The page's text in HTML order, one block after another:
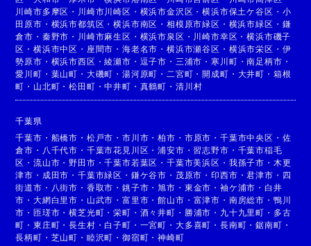
川崎市多摩区 ・ 川崎市川崎区 ・ 横浜市金沢区 ・横浜市保土ケ谷区 ・ 小
田原市 ・ 横浜市都筑区 ・横浜市南区 ・相模原市緑区 ・ 横浜市緑区 ・ 鎌
倉市 ・ 秦野市 ・ 川崎市麻生区 ・ 横浜市泉区 ・ 川崎市幸区 ・横浜市磯子
区 ・横浜市中区 ・ 座間市 ・海老名市 ・横浜市瀬谷区 ・ 横浜市栄区 ・ 伊
勢原市 ・ 横浜市西区 ・綾瀬市 ・ 逗子市 ・ 三浦市 ・寒川町 ・南足柄市 ・
愛川町 ・ 葉山町 ・ 大磯町 ・湯河原町 ・ 二宮町 ・開成町 ・ 大井町 ・ 箱根
町 ・ 山北町 ・松田町 ・中井町 ・ 真鶴町 ・ 清川村
千葉県
千葉市 ・ 船橋市 ・ 松戸市 ・市川市 ・柏市 ・ 市原市 ・ 千葉市中央区 ・ 佐
倉市 ・ 八千代市 ・ 千葉市花見川区 ・浦安市 ・習志野市 ・ 千葉市稲毛
区 ・流山市 ・野田市 ・千葉市若葉区 ・千葉市美浜区 ・ 我孫子市 ・ 木更
津市 ・ 成田市 ・千葉市緑区 ・ 鎌ケ谷市 ・ 茂原市 ・印西市 ・君津市 ・ 四
街道市 ・ 八街市 ・ 香取市 ・銚子市 ・旭市 ・ 東金市 ・ 袖ケ浦市 ・ 白井
市 ・大網白里市 ・ 山武市 ・富里市 ・館山市 ・ 富津市 ・ 南房総市 ・ 鴨川
市 ・匝瑳市 ・横芝光町 ・栄町 ・ 酒々井町 ・ 勝浦市 ・ 九十九里町 ・ 多古
町 ・東庄町 ・長生村 ・ 白子町 ・ 一宮町 ・ 大多喜町 ・ 長南町 ・鋸南町 ・
長柄町 ・ 芝山町 ・ 睦沢町 ・御宿町 ・神崎町